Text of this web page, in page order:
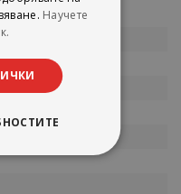
Научете